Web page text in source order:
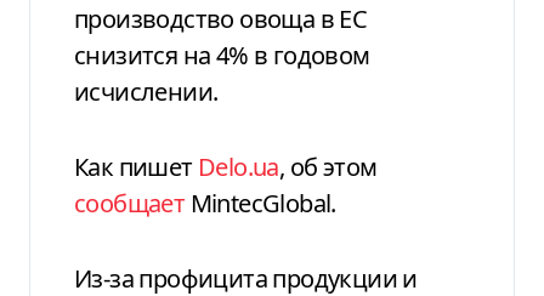
производство овоща в ЕС
снизится на 4% в годовом
исчислении.
Как пишет Delo.ua, об этом
сообщает MintecGlobal.
Из-за профицита продукции и